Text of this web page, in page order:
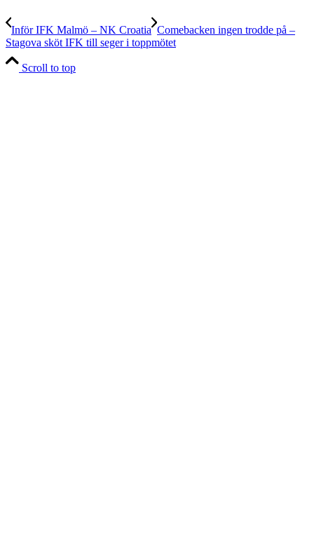
Inför IFK Malmö – NK Croatia Comebacken ingen trodde på –
Stagova sköt IFK till seger i toppmötet
Scroll to top